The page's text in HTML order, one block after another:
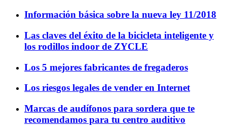
Información básica sobre la nueva ley 11/2018
Las claves del éxito de la bicicleta inteligente y
los rodillos indoor de ZYCLE
Los 5 mejores fabricantes de fregaderos
Los riesgos legales de vender en Internet
Marcas de audífonos para sordera que te
recomendamos para tu centro auditivo